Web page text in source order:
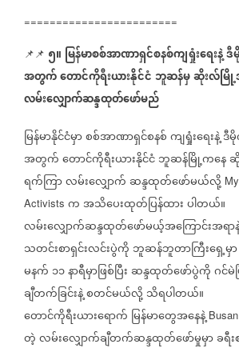
========================
📌📌 ၅။ မြန်မာစစ်အာဏာရှင်စနစ်ကျရှုံးရေးနဲ့ဒီ
အတွက်တောင်ကိုရီးယားနိုင်ငံဘူဆန်မှဆိုးလ်မ
လမ်းလျှောက်ဆန္ဒထုတ်ဖော်မည်
မြန်မာနိုင်ငံမှာစစ်အာဏာရှင်စနစ်ကျရှုံးရေးနဲ့ဒီ
အတွက်တောင်ကိုရီးယားနိုင်ငံဘူဆန်မြို့ကနေ
ရက်ကြာလမ်းလျှောက်ဆန္ဒထုတ်ဖော်မယ်လို့
Activists ကအသိပေးထုတ်ပြန်ထားပါတယ်။
လမ်းလျှောက်ဆန္ဒထုတ်ဖော်မယ့်အကြောင်းအ
သတင်းစာရှင်းလင်းပွဲကို ဘူဆန်ဘူတာကြီးရှေ့မှာ
မနက် ၁၁နာရီမှာဖြစ်ပြီးဆန္ဒထုတ်ဖော်ပွဲကိုဂင်
ချီတက်ခြင်းနဲ့စတင်မယ်လို့သိရပါတယ်။
တောင်ကိုရီးယားရောက် မြန်မာတွေအနေနဲ့
တဲ့လမ်းလျှောက်ချီတက်ဆန္ဒထုတ်ဖော်မှုမှာခရီ